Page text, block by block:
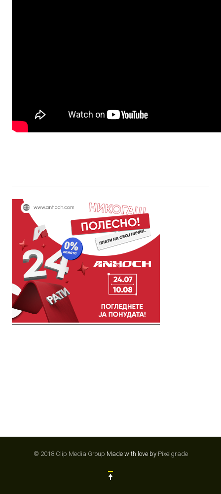
© 2018 Clip Media Group Made with love by Pixelgrade